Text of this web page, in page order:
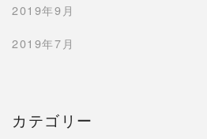
2019年9月
2019年7月
カテゴリー